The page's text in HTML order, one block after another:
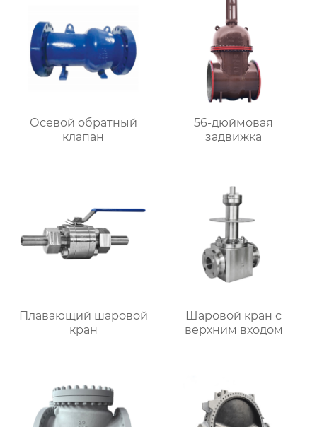
Осевой обратный
клапан
56-дюймовая
задвижка
Плавающий шаровой
кран
Шаровой кран с
верхним входом